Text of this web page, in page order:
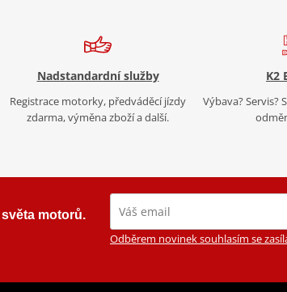
Nadstandardní služby
Registrace motorky, předváděcí jízdy
zdarma, výměna zboží a další.
K2
Výbava? Servis?
motorů.
Odběrem novinek souhlasím se